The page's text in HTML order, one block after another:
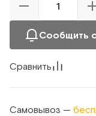
Сообщить
Сравнить
Самовывоз —